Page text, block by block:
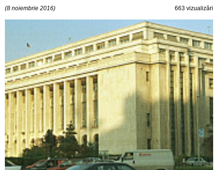
(8 noiembrie 2016) 663 vizualizări